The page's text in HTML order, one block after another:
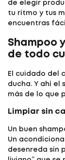
de elegir
tu ritmo y tus
encuentras
Shampoo
de todo
El cuidado del
ducha. Y ahí el
más de lo que
Limpiar sin
Un buen
Un
desenreda sin